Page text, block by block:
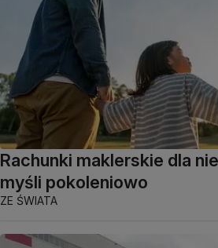
Rachunki maklerskie dla
myśli pokoleniowo
ZE ŚWIATA